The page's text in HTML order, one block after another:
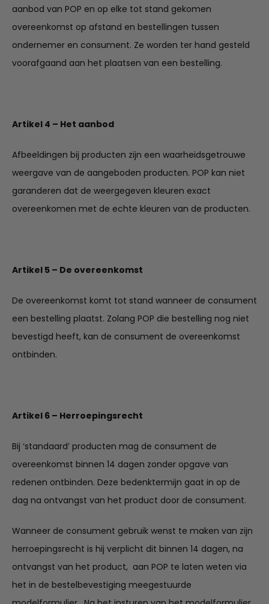
aanbod van POP en op elke tot stand gekomen
overeenkomst op afstand en bestellingen tussen
ondernemer en consument. Ze worden ter hand gesteld
voorafgaand aan het plaatsen van een bestelling.
Artikel 4 – Het aanbod
Afbeeldingen bij producten zijn een waarheidsgetrouwe
weergave van de aangeboden producten. POP kan niet
garanderen dat de weergegeven kleuren exact
overeenkomen met de echte kleuren van de producten.
Artikel 5 – De overeenkomst
De overeenkomst komt tot stand wanneer de consument
een bestelling plaatst. Zolang POP die bestelling nog niet
bevestigd heeft, kan de consument de overeenkomst
ontbinden.
Artikel 6 – Herroepingsrecht
Bij ‘standaard’ producten mag de consument de
overeenkomst binnen 14 dagen zonder opgave van
redenen ontbinden. Deze bedenktermijn gaat in op de
dag na ontvangst van het product door de consument.
Wanneer de consument gebruik wenst te maken van zijn
herroepingsrecht is hij verplicht dit binnen 14 dagen, na
ontvangst van het product, aan POP te laten weten via
het in de bestelbevestiging meegestuurde